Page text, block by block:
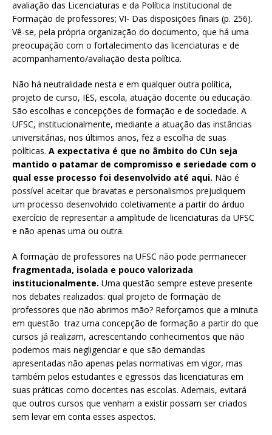
avaliação das Licenciaturas e da Política Institucional de
Formação de professores; VI- Das disposições finais (p. 256).
Vê-se, pela própria organização do documento, que há uma
preocupação com o fortalecimento das licenciaturas e de
acompanhamento/avaliação desta política.
Não há neutralidade nesta e em qualquer outra política,
projeto de curso, IES, escola, atuação docente ou educação.
São escolhas e concepções de formação e de sociedade. A
UFSC, institucionalmente, mediante a atuação das instâncias
universitárias, nos últimos anos, fez a escolha de suas
políticas. A expectativa é que no âmbito do CUn seja
mantido o patamar de compromisso e seriedade com o
qual esse processo foi desenvolvido até aqui. Não é
possível aceitar que bravatas e personalismos prejudiquem
um processo desenvolvido coletivamente a partir do árduo
exercício de representar a amplitude de licenciaturas da UFSC
e não apenas uma ou outra.
A formação de professores na UFSC não pode permanecer
fragmentada, isolada e pouco valorizada
institucionalmente. Uma questão sempre esteve presente
nos debates realizados: qual projeto de formação de
professores que não abrimos mão? Reforçamos que a minuta
em questão traz uma concepção de formação a partir do que
cursos já realizam, acrescentando conhecimentos que não
podemos mais negligenciar e que são demandas
apresentadas não apenas pelas normativas em vigor, mas
também pelos estudantes e egressos das licenciaturas em
suas práticas como docentes nas escolas. Ademais, evitará
que outros cursos que venham a existir possam ser criados
sem levar em conta esses aspectos.